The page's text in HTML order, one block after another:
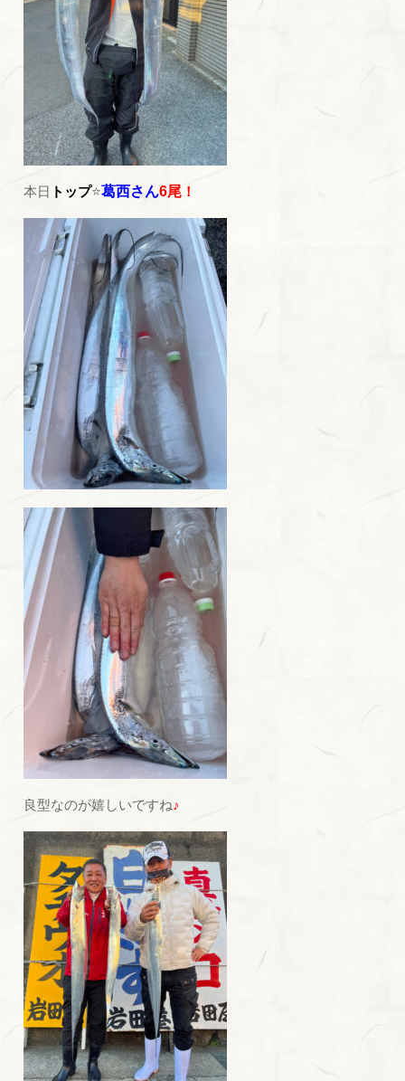
本日 トップ⭐葛西さん6尾 ！
良型なのが嬉しいですね♪